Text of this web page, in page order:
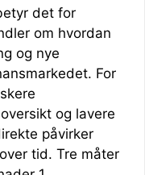
det for
om hvordan
og nye
For
og lavere
påvirker
tid. Tre måter